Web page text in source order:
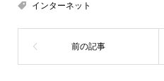
インターネット